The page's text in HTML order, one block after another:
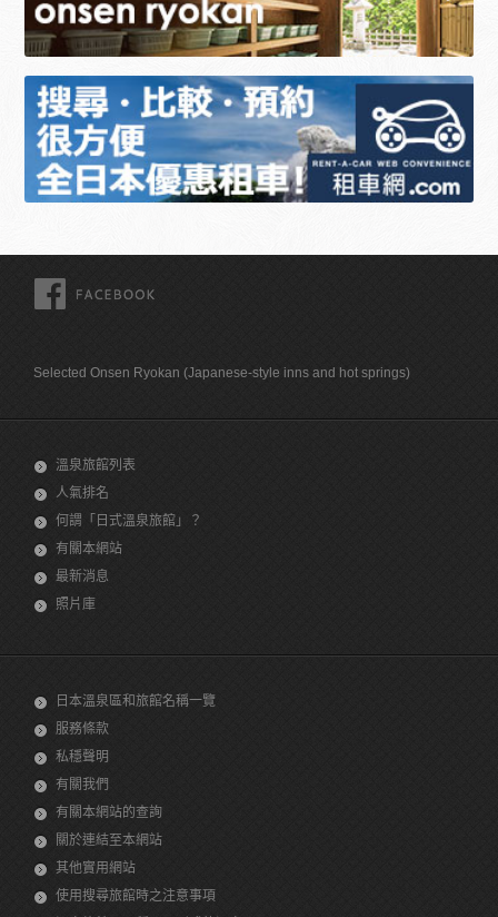
Selected Onsen Ryokan (Japanese-style inns and hot springs)
溫泉旅館列表
人氣排名
何謂「日式溫泉旅館」？
有關本網站
最新消息
照片庫
日本溫泉區和旅館名稱一覽
服務條款
私穩聲明
有關我們
有關本網站的查詢
關於連結至本網站
其他實用網站
使用搜尋旅館時之注意事項